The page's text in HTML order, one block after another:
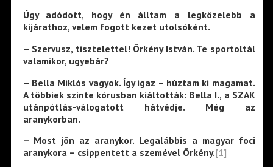
Úgy adódott, hogy én álltam a legközelebb a
kijárathoz, velem fogott kezet utolsóként.
– Szervusz, tisztelettel! Örkény István. Te sportoltál
valamikor, ugyebár?
– Bella Miklós vagyok. Így igaz – húztam ki magamat.
A többiek szinte kórusban kiáltották: Bella I., a SZAK
utánpótlás-válogatott hátvédje. Még az
aranykorban.
– Most jön az aranykor. Legalábbis a magyar foci
aranykora – csippentett a szemével Örkény.[1]